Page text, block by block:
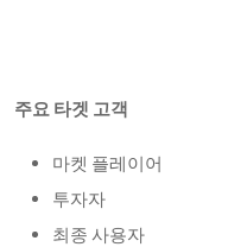
주요 타겟 고객
마켓 플레이어
투자자
최종 사용자